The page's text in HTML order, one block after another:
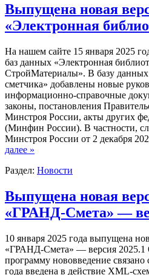
Выпущена новая
«Электронная
На нашем сайте 15 января 2025
баз данных «Электронная
СтройМатериалы». В базу данных
сметчика» добавлены новые
информационно-справочные
законы, постановления
Минстроя России, акты других
(Минфин России). В частности,
Минстроя России от 2 декабря
далее »
Раздел: Новости
Выпущена новая
«ГРАНД-Смета» —
10 января 2025 года выпущена
«ГРАНД-Смета» — версия 2025.1
программу нововведение связано
года введена в действие XML-